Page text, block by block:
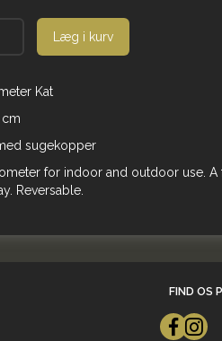
Læg i kurv
Kat
cm
sugekopper
for indoor and outdoor use. A
Reversable.
FIND OS